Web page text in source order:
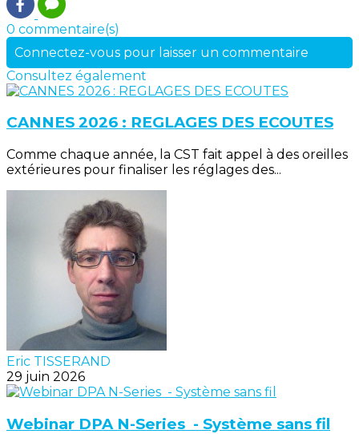
0 commentaire(s)
Connectez-vous pour laisser un commentaire
Consultez également
CANNES 2026 : REGLAGES DES ECOUTES
Comme chaque année, la CST fait appel à des oreilles
extérieures pour finaliser les réglages des...
Eric TISSERAND
29 juin 2026
Webinar DPA N-Series - Système sans fil